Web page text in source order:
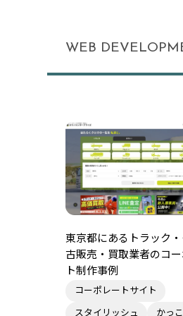
WEB
東京都にあるトラック
古販売・買取業者のコ
ト制作事例
コーポレートサイト
スタイリッシュ かっ